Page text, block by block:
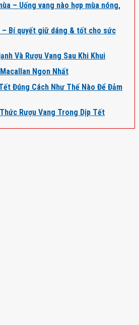
– Uống vang nào hợp mùa nóng,
– Bí quyết giữ dáng & tốt cho sức
Và Rượu Vang Sau Khi Khui
Ngon Nhất
Đúng Cách Như Thế Nào Để Đảm
Rượu Vang Trong Dịp Tết